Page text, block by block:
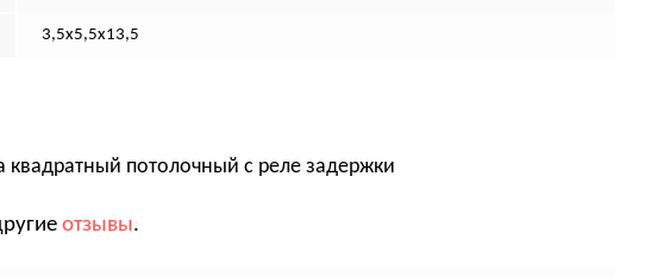
3,5х5,5х13,5
квадратный потолочный с реле задержки
отзывы.